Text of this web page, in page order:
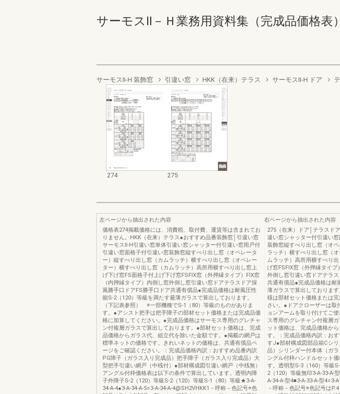
サーモスⅡ－Ｈ業務用資料集（完成品価格表
サーモスII-H 装飾窓 引違い窓 HKK（在来）テラス サーモスII-H ドア
274 275
左ページから抽出された内容
価格表274掲載価格には、消費税、取付費、運賃等は含まれてお
りません。HKK（在来）テラス●おすすめ品番装飾窓│引違い窓
サーモスⅡ-H引違い窓単体引違い窓シャッター付引違い窓雨戸付
引違い窓面格子付引違い窓装飾窓縦すべり出し窓（オペレータ
ー）縦すべり出し窓（カムラッチ）横すべり出し窓（オペレー
ター）横すべり出し窓（カムラッチ）高所用横すべり出し窓上
げ下げ窓FS面格子付上げ下げ窓FSFIX窓（外押縁タイプ）FIX窓
（内押縁タイプ）内倒し窓外倒し窓引違い窓ドアテラスドア採
風勝手口ドアFS勝手口ドア共通有償品●完成品価格は耐風圧性
能S-2（120）等級を満たす最薄ガラスで算出しております。
（下記表参照） ※一部機種でS-1（80）等級のものがありま
す。●アシスト把手は把手障子の部材セット価格または完成品価
格に加算してください。●完成品価格はサーモス専用のグレチャ
ン付複層ガラスで算出しております。●部材セット価格は、完成
品価格からガラス代、組立代を除いた金額です。●掲載の網戸は
標準ネットの価格です。きれいネットの価格は、共通有償品ペ
ージをご確認ください。：完成品価格内訳：おすすめ品番内訳
PG障子（ガラス入り完成品）把手障子（ガラス入り完成品）大
型把手引違い網戸（中桟付）●部材構成図引違い網戸（中桟無）
アングル付枠価格表は以下の条件で算出しています。透明内障
子外障子S-2（120）等級S-2（120）等級S-1（80）等級★3-A-
34-A-4●3-A-34-A-5○3-A-34-A-4@SH2VHKK1－呼称－色記号※色
右ページから抽出された内容
275（在来）ドア│テラスド
違い窓シャッター付引違い
装飾窓縦すべり出し窓（オ
ラッチ）横すべり出し窓（
ムラッチ）高所用横すべり
げ窓FSFIX窓（外押縁タイ
外倒し窓引違い窓ドアテラ
共通有償品●完成品価格は耐
薄ガラスで算出しておりま
様は部材セット価格または
さい。●ドアクローザーは取
ョンアームを取り付けてご
ス専用のグレチャン付複層
ット価格は、完成品価格か
す。：完成品価格内訳：お
すJ●部材構成図部品箱Cシ
品）シリンダー付本体（ガ
ングル付枠ハンドルセット
す。透明型S-3（160）等級
2（120）等級無印3-A-33-A-
A-34-A-型4■3-A-33-A-型4○3-
－呼称－色記号※色記号は